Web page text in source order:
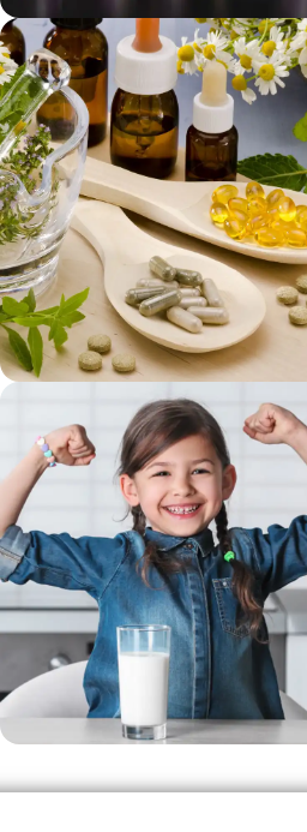
vezi si...
Produse Alimentare
vezi si...
Suplimente
vezi si...